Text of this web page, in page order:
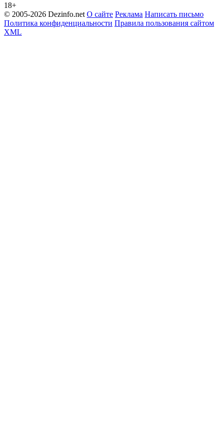
18+
© 2005-2026 Dezinfo.net О сайте Реклама Написать письмо
Политика конфиденциальности Правила пользования сайтом
XML